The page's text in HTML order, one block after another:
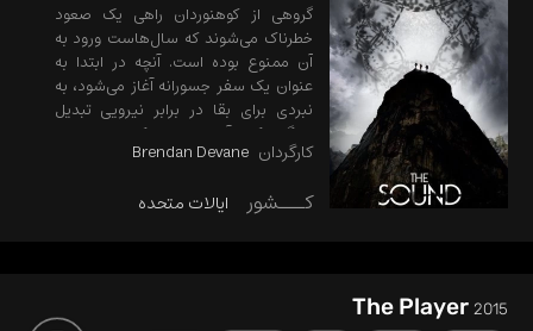
گروهی از کوهنوردان راهی یک صعود
خطرناک می‌شوند که سال‌هاست ورود به
آن ممنوع بوده است. آنچه در ابتدا به
عنوان یک سفر جسورانه آغاز می‌شود، به
نبردی برای بقا در برابر نیرویی تبدیل
می‌گردد که با آن‌ها بازی می‌کند.
کارگردان Brendan Devane
کـــشور ایالات متحده
The Player2015